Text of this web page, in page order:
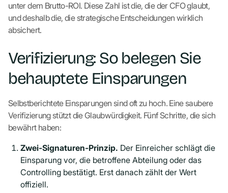
unter dem Brutto-ROI. Diese Zahl ist die, die der CFO glaubt,
und deshalb die, die strategische Entscheidungen wirklich
absichert.
Verifizierung: So belegen Sie
behauptete Einsparungen
Selbstberichtete Einsparungen sind oft zu hoch. Eine saubere
Verifizierung stützt die Glaubwürdigkeit. Fünf Schritte, die sich
bewährt haben:
Zwei-Signaturen-Prinzip. Der Einreicher schlägt die
Einsparung vor, die betroffene Abteilung oder das
Controlling bestätigt. Erst danach zählt der Wert
offiziell.